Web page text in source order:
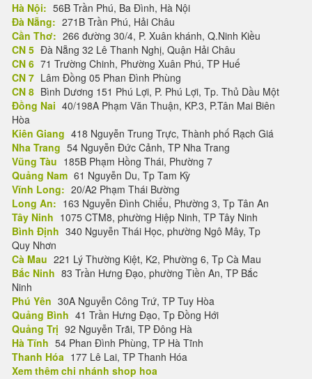
Hà Nội: 56B Trần Phú, Ba Đình, Hà Nội
Đà Nẵng: 271B Trần Phú, Hải Châu
Cần Thơ: 266 đường 30/4, P. Xuân khánh, Q.Ninh Kiều
CN 5 Đà Nẵng 32 Lê Thanh Nghị, Quận Hải Châu
CN 6 71 Trường Chinh, Phường Xuân Phú, TP Huế
CN 7 Lâm Đồng 05 Phan Đình Phùng
CN 8 Bình Dương 151 Phú Lợi, P. Phú Lợi, Tp. Thủ Dầu Một
Đồng Nai 40/198A Phạm Văn Thuận, KP.3, P.Tân Mai Biên
Hòa
Kiên Giang 418 Nguyễn Trung Trực, Thành phố Rạch Giá
Nha Trang 54 Nguyễn Đức Cảnh, TP Nha Trang
Vũng Tàu 185B Phạm Hồng Thái, Phường 7
Quảng Nam 61 Nguyễn Du, Tp Tam Kỳ
Vĩnh Long: 20/A2 Phạm Thái Bường
Long An: 163 Nguyễn Đình Chiểu, Phường 3, Tp Tân An
Tây Ninh 1075 CTM8, phường Hiệp Ninh, TP Tây Ninh
Bình Định 340 Nguyễn Thái Học, phường Ngô Mây, Tp
Quy Nhơn
Cà Mau 221 Lý Thường Kiệt, K2, Phường 6, Tp Cà Mau
Bắc Ninh 83 Trần Hưng Đạo, phường Tiền An, TP Bắc
Ninh
Phú Yên 30A Nguyễn Công Trứ, TP Tuy Hòa
Quảng Bình 41 Trần Hưng Đạo, Tp Đồng Hới
Quảng Trị 92 Nguyễn Trãi, TP Đông Hà
Hà Tĩnh 54 Phan Đình Phùng, TP Hà Tĩnh
Thanh Hóa 177 Lê Lai, TP Thanh Hóa
Xem thêm chi nhánh shop hoa